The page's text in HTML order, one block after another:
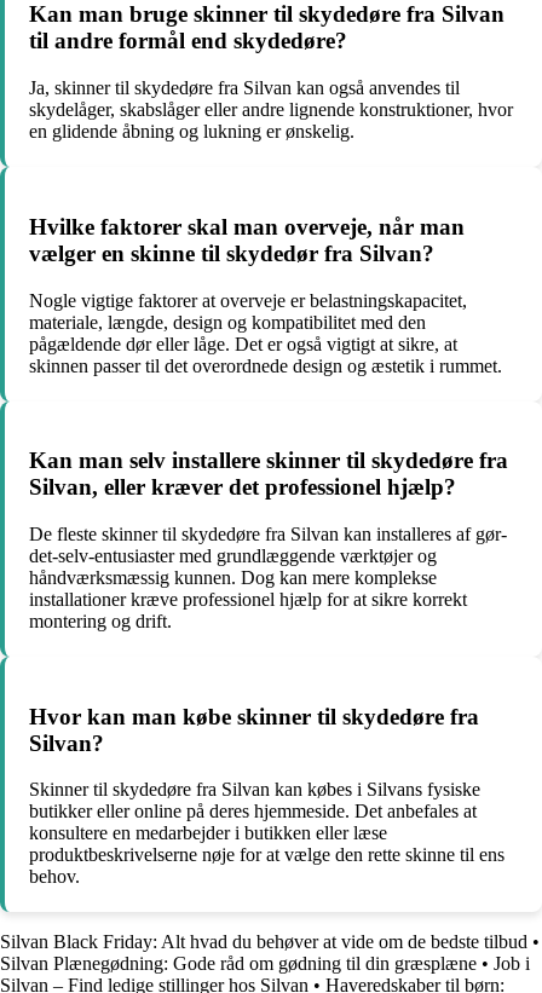
Kan man bruge skinner til skydedøre fra Silvan
til andre formål end skydedøre?
Ja, skinner til skydedøre fra Silvan kan også anvendes til
skydelåger, skabslåger eller andre lignende konstruktioner, hvor
en glidende åbning og lukning er ønskelig.
Hvilke faktorer skal man overveje, når man
vælger en skinne til skydedør fra Silvan?
Nogle vigtige faktorer at overveje er belastningskapacitet,
materiale, længde, design og kompatibilitet med den
pågældende dør eller låge. Det er også vigtigt at sikre, at
skinnen passer til det overordnede design og æstetik i rummet.
Kan man selv installere skinner til skydedøre fra
Silvan, eller kræver det professionel hjælp?
De fleste skinner til skydedøre fra Silvan kan installeres af gør-
det-selv-entusiaster med grundlæggende værktøjer og
håndværksmæssig kunnen. Dog kan mere komplekse
installationer kræve professionel hjælp for at sikre korrekt
montering og drift.
Hvor kan man købe skinner til skydedøre fra
Silvan?
Skinner til skydedøre fra Silvan kan købes i Silvans fysiske
butikker eller online på deres hjemmeside. Det anbefales at
konsultere en medarbejder i butikken eller læse
produktbeskrivelserne nøje for at vælge den rette skinne til ens
behov.
Silvan Black Friday: Alt hvad du behøver at vide om de bedste tilbud •
Silvan Plænegødning: Gode råd om gødning til din græsplæne • Job i
Silvan – Find ledige stillinger hos Silvan • Haveredskaber til børn: